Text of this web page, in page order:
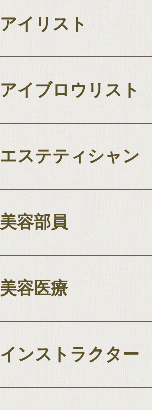
アイリスト
アイブロウリスト
エステティシャン
美容部員
美容医療
インストラクター